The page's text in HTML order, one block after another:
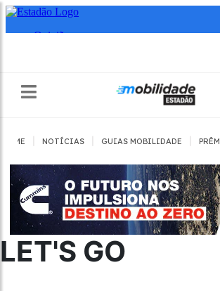
HOME NOTÍCIAS GUIAS MOBILIDADE
LET'S GO